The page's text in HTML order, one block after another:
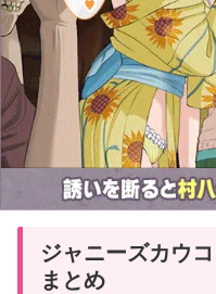
ジャニーズカウ
まとめ